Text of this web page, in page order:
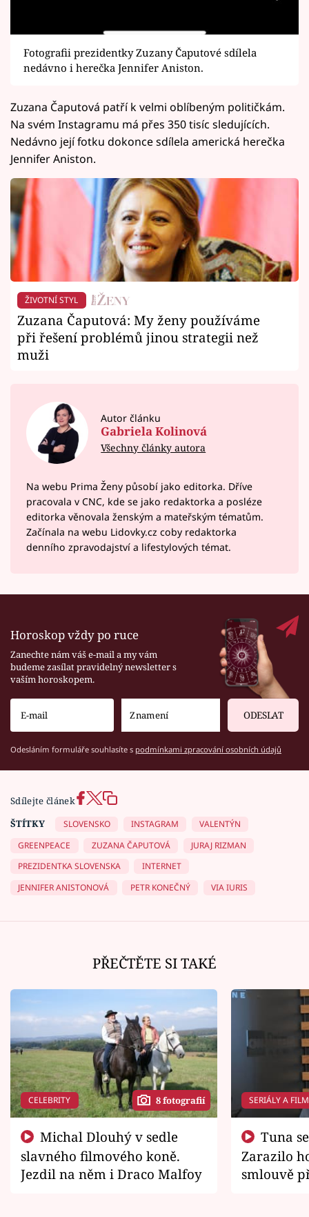
Fotografii prezidentky Zuzany Čaputové sdílela
nedávno i herečka Jennifer Aniston.
Zuzana Čaputová patří k velmi oblíbeným političkám.
Na svém Instagramu má přes 350 tisíc sledujících.
Nedávno její fotku dokonce sdílela americká herečka
Jennifer Aniston.
ŽIVOTNÍ STYL
Zuzana Čaputová: My ženy používáme
při řešení problémů jinou strategii než
muži
Autor článku
Gabriela Kolinová
Všechny články autora
Na webu Prima Ženy působí jako editorka. Dříve
pracovala v CNC, kde se jako redaktorka a posléze
editorka věnovala ženským a mateřským tématům.
Začínala na webu Lidovky.cz coby redaktorka
denního zpravodajství a lifestylových témat.
Horoskop vždy po ruce
Zanechte nám váš e-mail a my vám
budeme zasílat pravidelný newsletter s
vaším horoskopem.
ODESLAT
Odesláním formuláře souhlasíte s podmínkami zpracování osobních údajů
Sdílejte článek
ŠTÍTKY
SLOVENSKO INSTAGRAM
VALENTÝN
GREENPEACE
ZUZANA ČAPUTOVÁ
JURAJ RIZMAN
PREZIDENTKA SLOVENSKA
INTERNET
JENNIFER ANISTONOVÁ
PETR KONEČNÝ VIA IURIS
PŘEČTĚTE SI TAKÉ
CELEBRITY 8 fotografií
slavného filmového koně.
Jezdil na něm i Draco Malfoy
SERIÁLY A
Zarazilo
smlouvě